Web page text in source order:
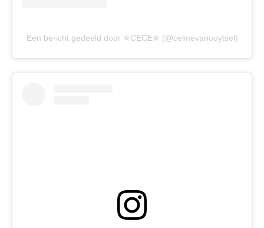
Een bericht gedeeld door ✯CECE✯ (@celinevanouytsel)